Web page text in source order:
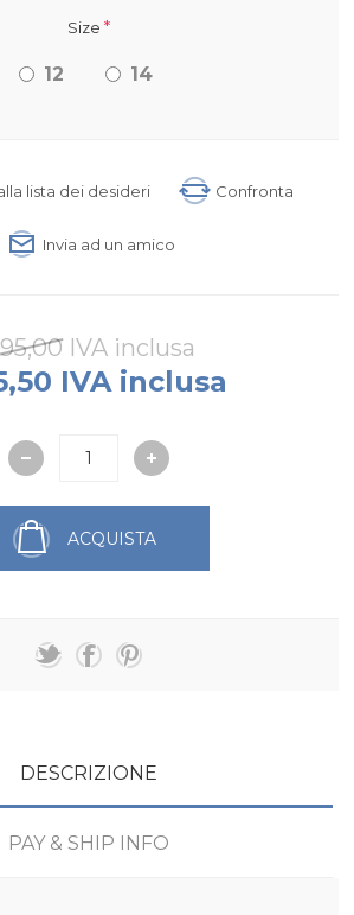
Size *
12 14
lista dei desideri Confronta
Invia ad un amico
IVA inclusa
IVA inclusa
ACQUISTA
DESCRIZIONE
PAY & SHIP INFO